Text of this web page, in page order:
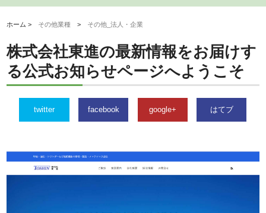
ホーム > その他業種 > その他_法人・企業
株式会社東進の最新情報をお届けす
る公式お知らせページへようこそ
twitter facebook google+ はてブ